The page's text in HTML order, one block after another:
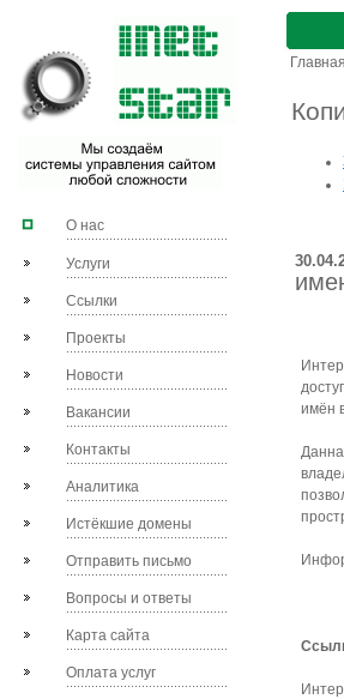
О нас
Услуги
Ссылки
Проекты
Новости
Вакансии
Контакты
Аналитика
Истёкшие домены
Отправить письмо
Вопросы и ответы
Карта сайта
Оплата услуг
имён